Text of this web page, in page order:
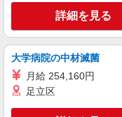
しま
援内
SOMPOヘルスサポート
特定
・事
円 ・
遠隔
詳細を見る
大学病院の中材滅菌
月給 254,160円
足立区